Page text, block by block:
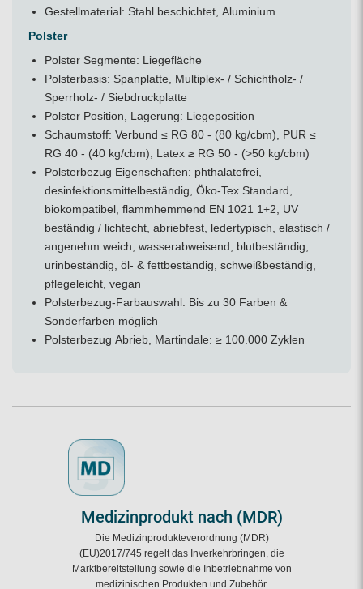
Gestellmaterial: Stahl beschichtet, Aluminium
Polster
Polster Segmente: Liegefläche
Polsterbasis: Spanplatte, Multiplex- / Schichtholz- /
Sperrholz- / Siebdruckplatte
Polster Position, Lagerung: Liegeposition
Schaumstoff: Verbund ≤ RG 80 - (80 kg/cbm), PUR ≤
RG 40 - (40 kg/cbm), Latex ≥ RG 50 - (>50 kg/cbm)
Polsterbezug Eigenschaften: phthalatefrei,
desinfektionsmittelbeständig, Öko-Tex Standard,
biokompatibel, flammhemmend EN 1021 1+2, UV
beständig / lichtecht, abriebfest, ledertypisch, elastisch /
angenehm weich, wasserabweisend, blutbeständig,
urinbeständig, öl- & fettbeständig, schweißbeständig,
pflegeleicht, vegan
Polsterbezug-Farbauswahl: Bis zu 30 Farben &
Sonderfarben möglich
Polsterbezug Abrieb, Martindale: ≥ 100.000 Zyklen
Medizinprodukt nach (MDR)
Die Medizinprodukteverordnung (MDR)
(EU)2017/745 regelt das Inverkehrbringen, die
Marktbereitstellung sowie die Inbetriebnahme von
medizinischen Produkten und Zubehör.